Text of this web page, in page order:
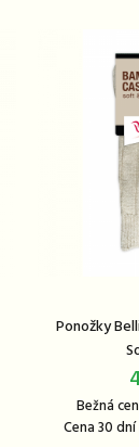
Ponožky
Bežná
Cena 30